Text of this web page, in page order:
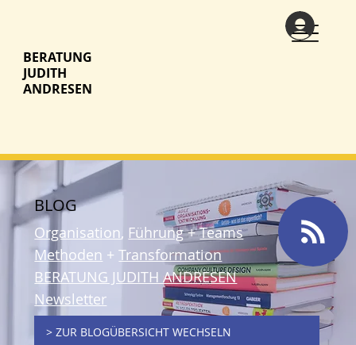
BERATUNG
JUDITH
ANDRESEN
BLOG
Organisation, Führung+Teams
Methoden +Transformation
BERATUNG JUDITH ANDRESEN
Newsletter
> ZUR BLOGÜBERSICHT WECHSELN